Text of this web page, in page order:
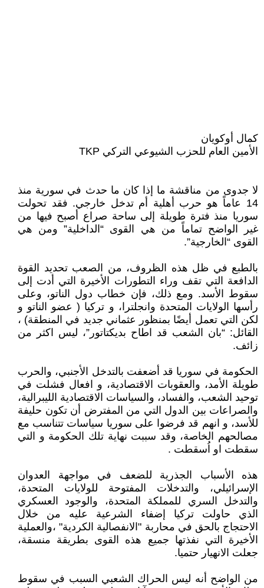
كمال أوكويان
الأمين العام للحزب الشيوعي التركي TKP
لا جدوى من مناقشة ما إذا كان ما حدث في سورية منذ
14 عاماً هو حرب أهلية أم تدخل خارجي. فقد تحولت
سوريا منذ فترة طويلة إلى ساحة صراع أصبح فيها من
غير الواضح تماماً من هي القوى “الداخلية” ومن هي
القوى “الخارجية”.
بالطبع في ظل هذه الظروف، من الصعب تحديد القوة
الدافعة التي تقف وراء التطورات الأخيرة التي أدت إلى
سقوط الأسد. ومع ذلك، فإن خطاب دول الناتو، وعلى
رأسها الولايات المتحدة وانجلترا، و تركيا ( عضو الناتو و
لكن التي تعمل أيضًا بمنظور عثماني جديد في المنطقة) ،
القائل: “بان الشعب قد اطاح بديكتاتور”، ليس اكثر من
زائف.
الحكومة في سوريا قد أضعفت بالتدخل الأجنبي، والحرب
طويلة الأمد، والعقوبات الاقتصادية، و افعال فشلت في
توحيد الشعب، والفساد، والسياسات الاقتصادية الليبرالية،
والصراعات بين الدول التي من المفترض أن تكون حليفة
للأسد، و انهم قد فرضوا على سوريا سياسات تتناسب مع
مصالحهم الخاصة، وقد سببت نهاية تلك الحكومة و التي
سقطت او اُسقطت .
هذه الأسباب الجذرية للضعف في مواجهة العدوان
الإسرائيلي، والتدخلات المفتوحة للولايات المتحدة،
والتدخل السري للمملكة المتحدة، والوجود العسكري
الذي حاولت تركيا إضفاء الشرعية عليه من خلال
الاحتجاج بالحق في محاربة "الانفصالية الكردية" ،والعملية
الأخيرة التي نفذتها جميع هذه القوى بطريقة منسقة،
جعلت الانهيار حتميا.
من الواضح أنه ليس الحراك الشعبي السبب في سقوط